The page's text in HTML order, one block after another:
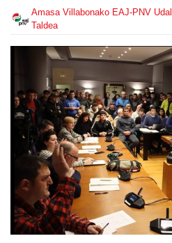
Amasa Villabonako EAJ-PNV Udal
Taldea